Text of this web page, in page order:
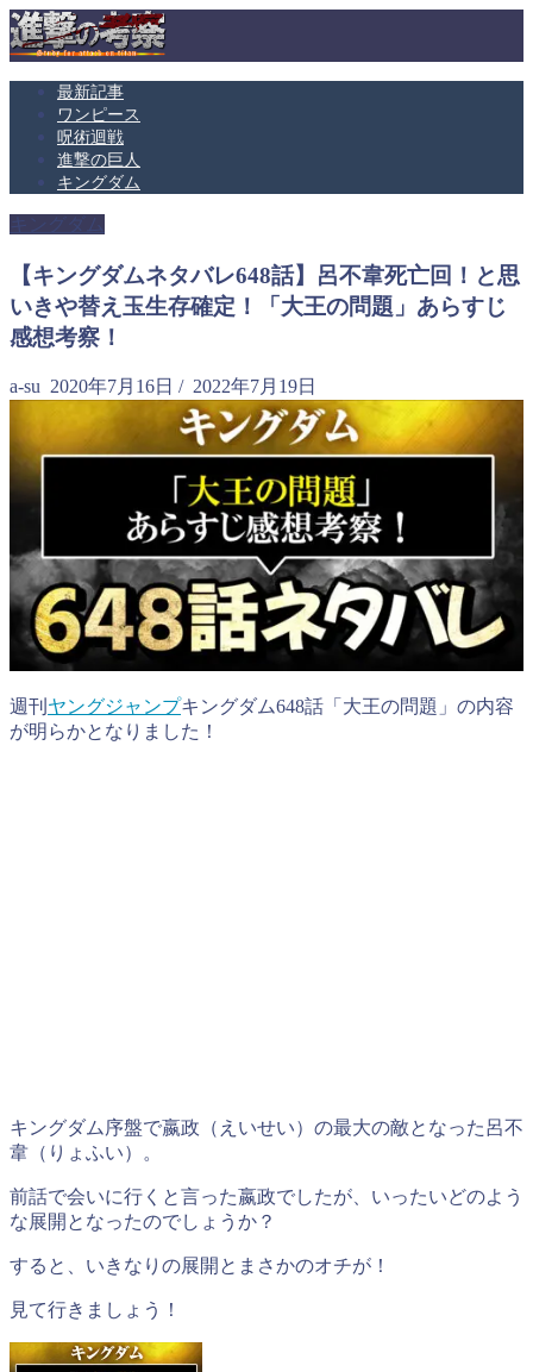
最新記事
ワンピース
呪術迴戦
進撃の巨人
キングダム
キングダム
【キングダムネタバレ648話】呂不韋死亡回！と思
いきや替え玉生存確定！「大王の問題」あらすじ
感想考察！
a-su 2020年7月16日 / 2022年7月19日
週刊 ヤングジャンプキングダム648話「大王の問題」の内容
が明らかとなりました！
キングダム序盤で嬴政（えいせい）の最大の敵となった呂不
韋（りょふい）。
前話で会いに行くと言った嬴政でしたが、いったいどのよう
な展開となったのでしょうか？
すると、いきなりの展開とまさかのオチが！
見て行きましょう！